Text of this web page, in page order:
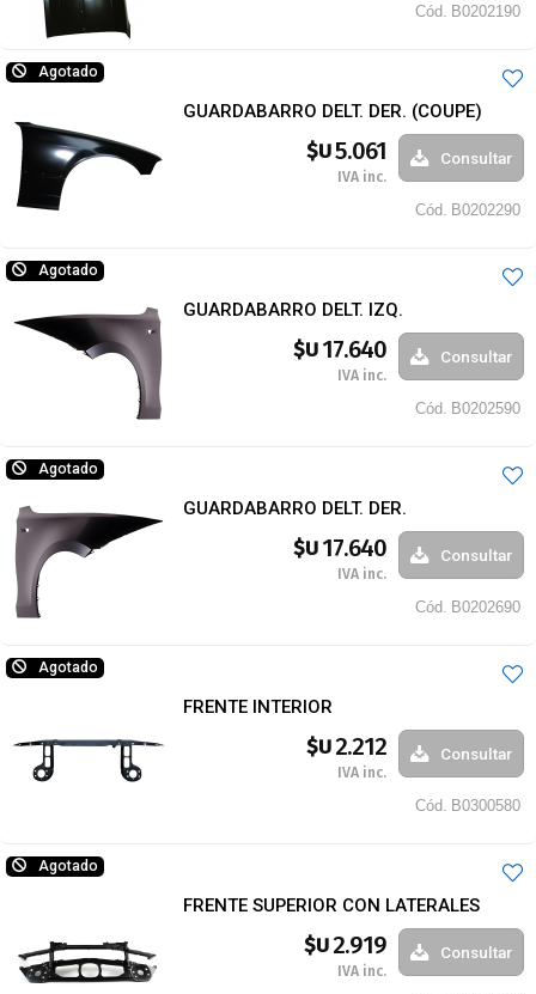
Cód. B0202190
Agotado
GUARDABARRO DELT. DER. (COUPE)
$U5.061
IVA inc.
Consultar
Cód. B0202290
Agotado
GUARDABARRO DELT. IZQ.
$U17.640
IVA inc.
Consultar
Cód. B0202590
Agotado
GUARDABARRO DELT. DER.
$U17.640
IVA inc.
Consultar
Cód. B0202690
Agotado
FRENTE INTERIOR
$U2.212
IVA inc.
Consultar
Cód. B0300580
Agotado
FRENTE SUPERIOR CON LATERALES
$U2.919
IVA inc.
Consultar